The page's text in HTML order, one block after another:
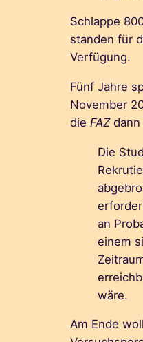
Schlappe
standen für
Verfügung.
Fünf Jahre
November
die FAZdann
Die
an
einem
wäre.
Am Ende